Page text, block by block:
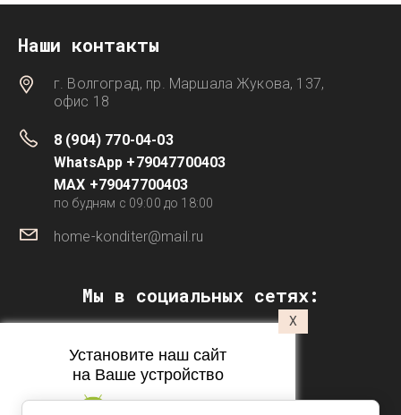
Наши контакты
г. Волгоград, пр. Маршала Жукова, 137,
офис 18
8 (904) 770-04-03
WhatsApp +79047700403
MAX +79047700403
по будням с 09:00 до 18:00
home-konditer@mail.ru
Мы в социальных сетях:
X
Установите наш сайт
на Ваше устройство